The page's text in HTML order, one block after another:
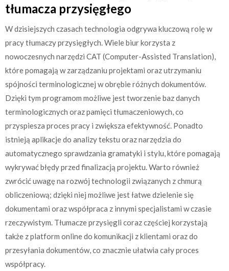
tłumacza przysięgłego
W dzisiejszych czasach technologia odgrywa kluczową rolę w
pracy tłumaczy przysięgłych. Wiele biur korzysta z
nowoczesnych narzędzi CAT (Computer-Assisted Translation),
które pomagają w zarządzaniu projektami oraz utrzymaniu
spójności terminologicznej w obrębie różnych dokumentów.
Dzięki tym programom możliwe jest tworzenie baz danych
terminologicznych oraz pamięci tłumaczeniowych, co
przyspiesza proces pracy i zwiększa efektywność. Ponadto
istnieją aplikacje do analizy tekstu oraz narzędzia do
automatycznego sprawdzania gramatyki i stylu, które pomagają
wykrywać błędy przed finalizacją projektu. Warto również
zwrócić uwagę na rozwój technologii związanych z chmurą
obliczeniową; dzięki niej możliwe jest łatwe dzielenie się
dokumentami oraz współpraca z innymi specjalistami w czasie
rzeczywistym. Tłumacze przysięgli coraz częściej korzystają
także z platform online do komunikacji z klientami oraz do
przesyłania dokumentów, co znacznie ułatwia cały proces
współpracy.